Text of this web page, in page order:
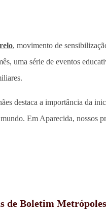
, movimento de
uma série de eventos
destaca a importância da
Em Aparecida, nossos
de Boletim Metrópoles